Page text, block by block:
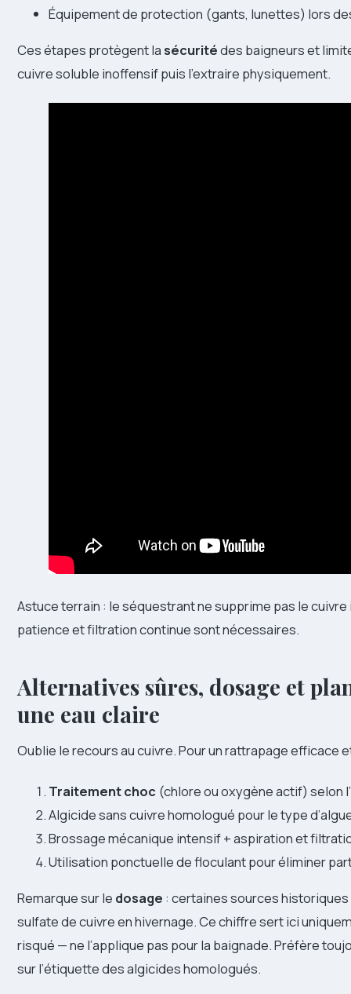
Équipement de protection (gants, lunettes) lors
Ces étapes protègent lasécuritédes baigneurs et
cuivre soluble inoffensif puis l’extraire physiquement.
Astuce terrain : le séquestrant ne supprime pas le
patience et filtration continue sont nécessaires.
Alternatives sûres, dosage et
une eau claire
Oublie le recours au cuivre. Pour un rattrapage efficace
Traitement choc (chlore ou oxygène actif) selon
Algicide sans cuivre homologué pour le type
Brossage mécanique intensif + aspiration et
Utilisation ponctuelle de floculant pour éliminer
Remarque sur le dosage : certaines sources
sulfate de cuivre en hivernage. Ce chiffre sert ici
risqué — ne l’applique pas pour la baignade. Préfère
sur l’étiquette des algicides homologués.